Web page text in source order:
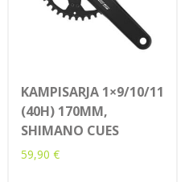
KAMPISARJA 1×9/10/11
(40H) 170MM,
SHIMANO CUES
59,90 €